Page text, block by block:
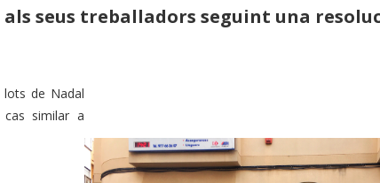
seus treballadors seguint una
de Nadal
cas similar a